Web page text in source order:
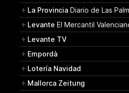
La Provincia Diario de Las
Levante El Mercantil
Levante TV
Empordà
Lotería Navidad
Mallorca Zeitung